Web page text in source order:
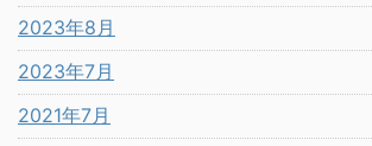
2023年8月
2023年7月
2021年7月